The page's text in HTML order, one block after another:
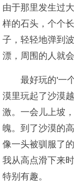
由于那里发生过
样的石头，个个
子，轻轻地弹到
漂，周围的人就
最好玩的'一
漠里玩起了沙漠
激。一会儿上坡
魄。到了沙漠的
像一头被驯服了
我从高点滑下来
特别有趣。